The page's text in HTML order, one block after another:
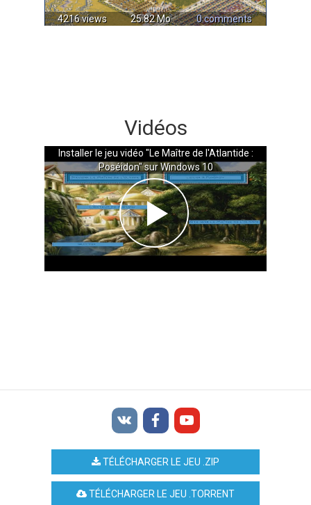
4216 views 25.82 Mo 0 comments
Vidéos
Installer le jeu vidéo "Le Maître de l'Atlantide :
Poséidon" sur Windows 10
TÉLÉCHARGER LE JEU .ZIP
TÉLÉCHARGER LE JEU .TORRENT